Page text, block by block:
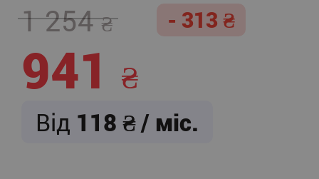
1 254 - 313
941
Від 118 / міс.